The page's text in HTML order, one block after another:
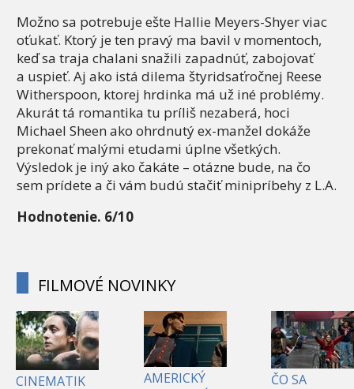
Možno sa potrebuje ešte Hallie Meyers-Shyer viac
oťukať. Ktorý je ten pravý ma bavil v momentoch,
keď sa traja chalani snažili zapadnúť, zabojovať
a uspieť. Aj ako istá dilema štyridsaťročnej Reese
Witherspoon, ktorej hrdinka má už iné problémy.
Akurát tá romantika tu príliš nezaberá, hoci
Michael Sheen ako ohrdnutý ex-manžel dokáže
prekonať malými etudami úplne všetkých.
Výsledok je iný ako čakáte – otázne bude, na čo
sem prídete a či vám budú stačiť minipríbehy z L.A.
Hodnotenie. 6/10
FILMOVÉ NOVINKY
CINEMATIK
AMERICKÝ
ČO SA